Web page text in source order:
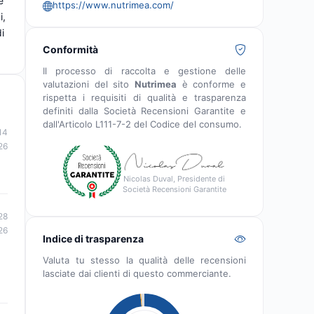
https://www.nutrimea.com/
Conformità
Il processo di raccolta e gestione delle
valutazioni del sito Nutrimea è conforme e
rispetta i requisiti di qualità e trasparenza
definiti dalla Società Recensioni Garantite e
dall'Articolo L111-7-2 del Codice del consumo.
Nicolas Duval, Presidente di
Società Recensioni Garantite
Indice di trasparenza
Valuta tu stesso la qualità delle recensioni
lasciate dai clienti di questo commerciante.